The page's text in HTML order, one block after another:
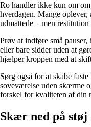
Ro handler ikke kun om
hverdagen. Mange oplever,
udmattede – men
Prøv at indføre små
eller bare sidder uden at
hjælper kroppen med at
Sørg også for at skabe
soveværelse uden skærme
forskel for kvaliteten af din
Skær ned på støj